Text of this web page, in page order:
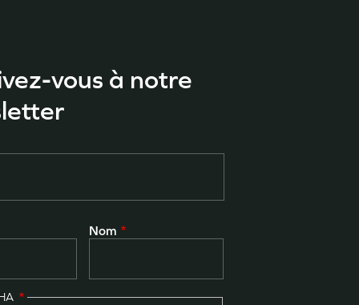
vous à notre
Nom